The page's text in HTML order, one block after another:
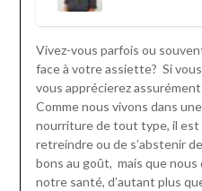
Vivez-vous parfois ou
face à votre assiette? Si
vous apprécierez
Comme nous vivons dans
nourriture de tout type, il
retreindre ou de s’abstenir
bons au goût, mais que
notre santé, d’autant plus